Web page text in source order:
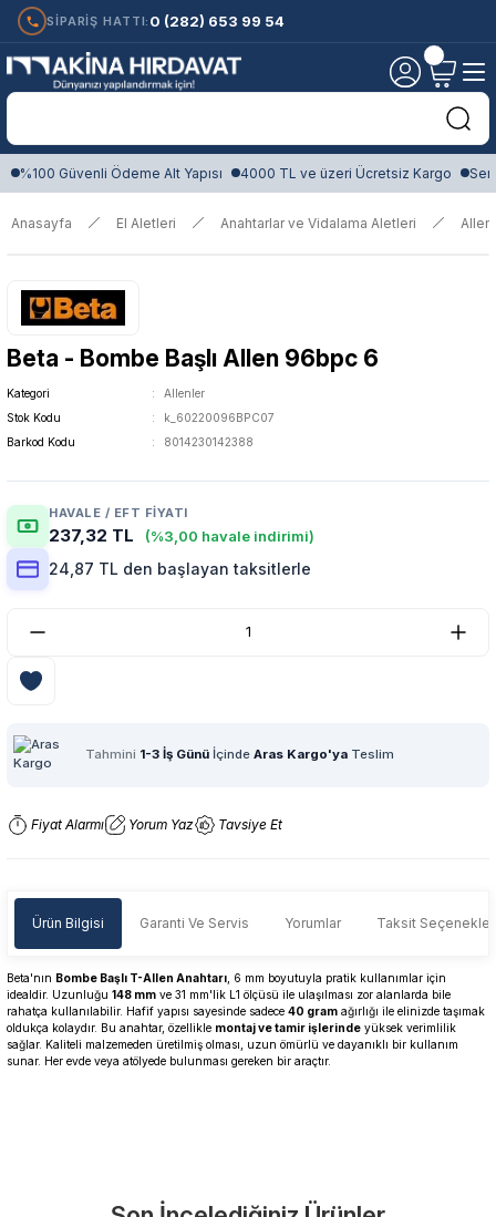
SİPARİŞ HATTI: 0 (282) 653 99 54
%100 Güvenli Ödeme Alt Yapısı 4000 TL ve üzeri Ücretsiz Kargo
Anasayfa El Aletleri Anahtarlar ve Vidalama Aletleri
Beta - Bombe Başlı Allen 96bpc 6
Kategori
Allenler
Stok Kodu
k_60220096BPC07
Barkod Kodu
8014230142388
HAVALE / EFT FIYATI
237,32 TL (%3,00 havale indirimi)
24,87 TL den başlayan taksitlerle
Tahmini 1-3 İş Günü İçinde Aras Kargo'ya Teslim
Fiyat Alarmı Yorum Yaz Tavsiye Et
Ürün Bilgisi Garanti Ve Servis Yorumlar Taksit
Beta'nın Bombe Başlı T-Allen Anahtarı , 6 mm boyutuyla pratik kullanımlar için
idealdir. Uzunluğu 148 mm ve 31 mm'lik L1 ölçüsü ile ulaşılması zor alanlarda bile
rahatça kullanılabilir. Hafif yapısı sayesinde sadece 40 gram ağırlığı ile elinizde taşımak
oldukça kolaydır. Bu anahtar, özellikle montaj ve tamir işlerinde yüksek verimlilik
sağlar. Kaliteli malzemeden üretilmiş olması, uzun ömürlü ve dayanıklı bir kullanım
sunar. Her evde veya atölyede bulunması gereken bir araçtır.
Yorum Yaz